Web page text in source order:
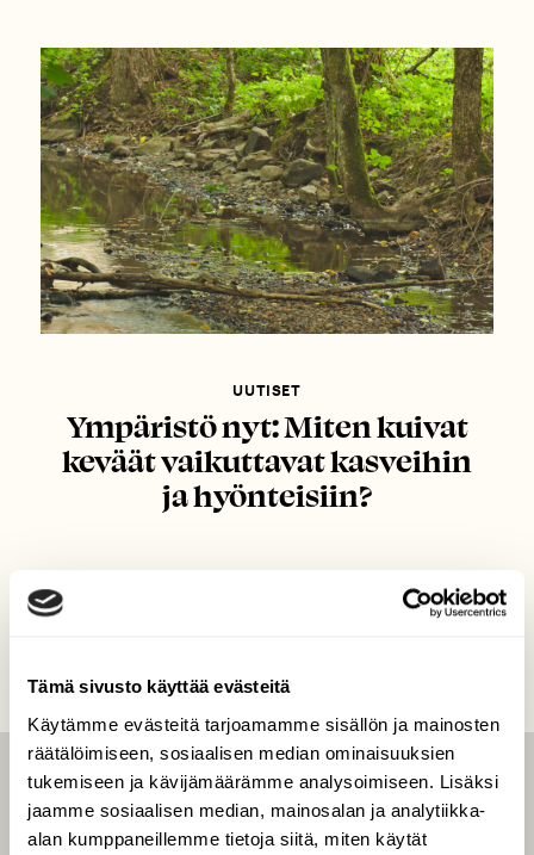
Tämä sivusto käyttää evästeitä
Käytämme evästeitä tarjoamamme sisällön ja mainosten
räätälöimiseen, sosiaalisen median ominaisuuksien
tukemiseen ja kävijämäärämme analysoimiseen. Lisäksi
jaamme sosiaalisen median, mainosalan ja analytiikka-
alan kumppaneillemme tietoja siitä, miten käytät
UUTISET
Ympäristö nyt: Miten kuivat
keväät vaikuttavat kasveihin
ja hyönteisiin?
LEHTI
Uusin lehti